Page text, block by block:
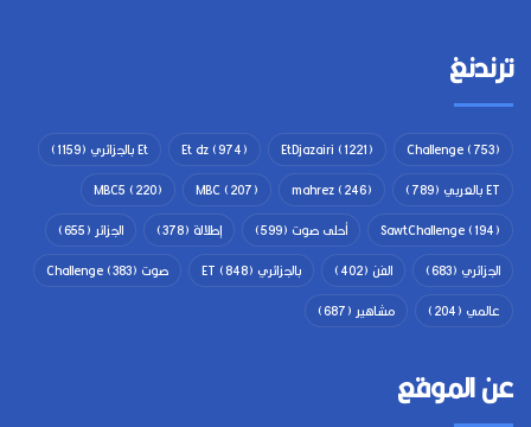
ترندنغ
Challenge(753)
EtDjazairi (1221)
Et dz(974) Et بالجزائري
(1159)
ET بالعربي
(789)
mahrez(246)
MBC(207)
MBC5 (220)
SawtChallenge(194) أحلى صوت (599) إطلالة (378) الجزائر (655)
الجزائري (683) الفن (402) بالجزائري ET (848) صوت Challenge (383)
عالمي (204) مشاهير (687)
عن الموقع